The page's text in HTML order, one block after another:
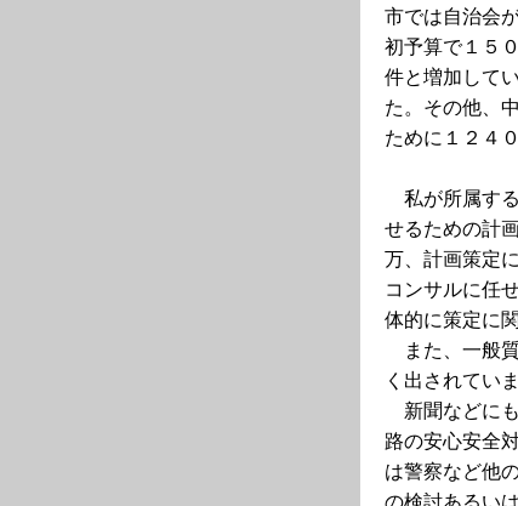
市では自治会
初予算で１５
件と増加して
た。その他、
ために１２４
私が所属す
せるための計
万、計画策定
コンサルに任
体的に策定に
また、一般
く出されてい
新聞などに
路の安心安全
は警察など他
の検討あるい